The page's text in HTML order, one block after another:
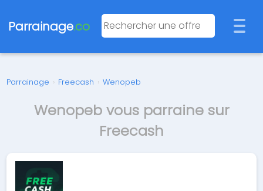
Parrainage.co
Parrainage › Freecash › Wenopeb
Wenopeb vous parraine sur
Freecash